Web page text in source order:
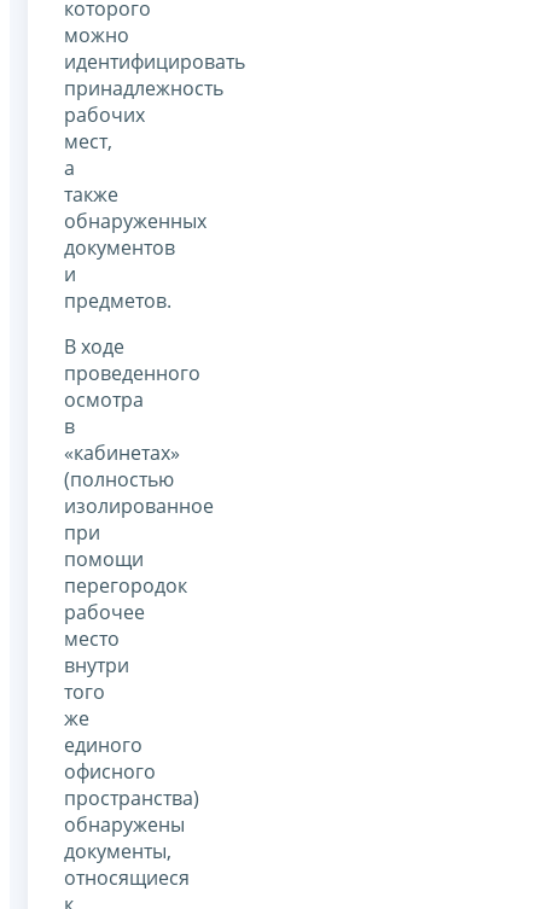
которого
можно
идентифицировать
принадлежность
рабочих
мест,
а
также
обнаруженных
документов
и
предметов.
В ходе
проведенного
осмотра
в
«кабинетах»
(полностью
изолированное
при
помощи
перегородок
рабочее
место
внутри
того
же
единого
офисного
пространства)
обнаружены
документы,
относящиеся
к